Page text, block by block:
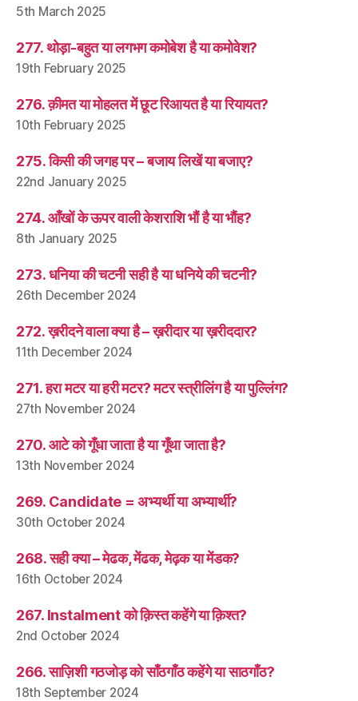
5th March 2025
277. थोड़ा-बहुत या लगभग कमोबेश है या कमोवेश?
19th February 2025
276. क़ीमत या मोहलत में छूट रिआयत है या रियायत?
10th February 2025
275. किसी की जगह पर – बजाय लिखें या बजाए?
22nd January 2025
274. आँखों के ऊपर वाली केशराशि भौं है या भौंह?
8th January 2025
273. धनिया की चटनी सही है या धनिये की चटनी?
26th December 2024
272. ख़रीदने वाला क्या है – ख़रीदार या ख़रीददार?
11th December 2024
271. हरा मटर या हरी मटर? मटर स्त्रीलिंग है या पुल्लिंग?
27th November 2024
270. आटे को गूँधा जाता है या गूँथा जाता है?
13th November 2024
269. Candidate = अभ्यर्थी या अभ्यार्थी?
30th October 2024
268. सही क्या – मेढक, मेंढक, मेढ़क या मेंडक?
16th October 2024
267. Instalment को क़िस्त कहेंगे या क़िश्त?
2nd October 2024
266. साज़िशी गठजोड़ को साँठगाँठ कहेंगे या साठगाँठ?
18th September 2024